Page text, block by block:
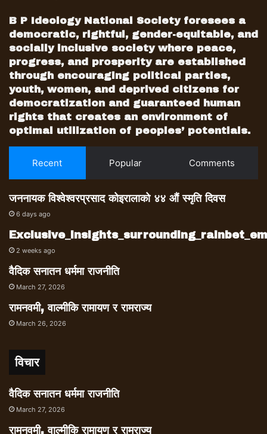
B P Ideology National Society foresees a
democratic, rightful, gender-equitable, and
socially inclusive society where peace,
progress, and prosperity are established
through encouraging political parties,
youth, women, and deprived citizens for
democratization and guaranteed human
rights that creates an environment of
optimal utilization of peoples’ potentials.
Recent Popular Comments
जननायक विश्वेश्वरप्रसाद कोइरालाको ४४ औं स्मृति दिवस
6 days ago
2 weeks ago
वैदिक सनातन धर्ममा राजनीति
March 27, 2026
रामनवमी, वाल्मीकि रामायण र रामराज्य
March 26, 2026
विचार
वैदिक सनातन धर्ममा राजनीति
March 27, 2026
रामनवमी, वाल्मीकि रामायण र रामराज्य